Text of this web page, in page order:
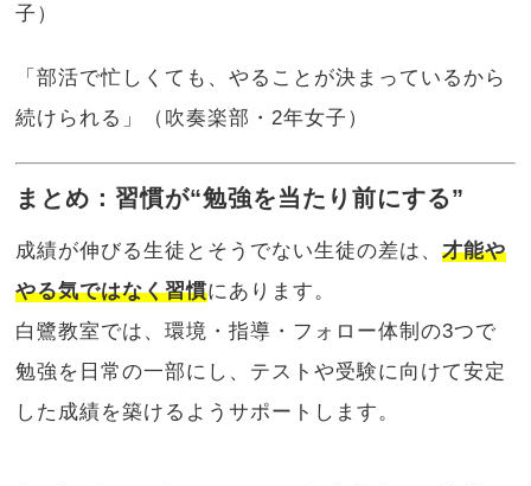
子）
「部活で忙しくても、やることが決まっているから
続けられる」（吹奏楽部・2年女子）
まとめ：習慣が“勉強を当たり前にする”
成績が伸びる生徒とそうでない生徒の差は、才能や
やる気ではなく習慣にあります。
白鷺教室では、環境・指導・フォロー体制の3つで
勉強を日常の一部にし、テストや受験に向けて安定
した成績を築けるようサポートします。